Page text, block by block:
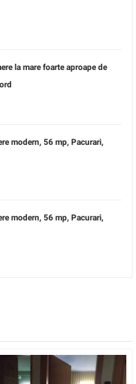
la mare foarte aproape de
modern, 56 mp, Pacurari,
modern, 56 mp, Pacurari,